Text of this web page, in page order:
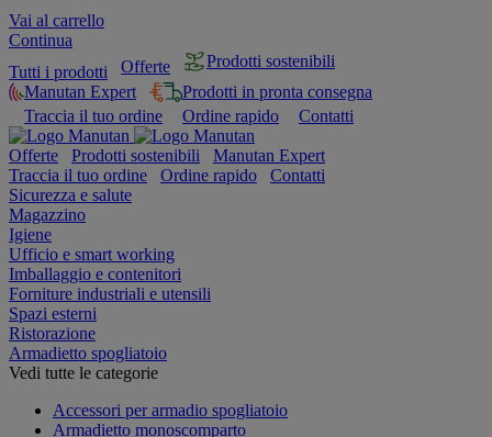
Vai al carrello
Continua
Tutti i prodotti
Offerte
Prodotti sostenibili
Manutan Expert
Prodotti in pronta consegna
Traccia il tuo ordine
Ordine rapido Contatti
Offerte Prodotti sostenibili
Manutan Expert
Traccia il tuo ordine
Ordine rapido
Contatti
Sicurezza e salute
Magazzino
Igiene
Ufficio e smart working
Imballaggio e contenitori
Forniture industriali e utensili
Spazi esterni
Ristorazione
Armadietto spogliatoio
Vedi tutte le categorie
Accessori per armadio spogliatoio
Armadietto monoscomparto